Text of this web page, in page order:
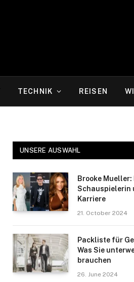
TECHNIK REISEN
UNSERE AUSWAHL
Brooke Mueller:
Schauspielerin
Karriere
21. October 2024
Packliste für
Was Sie
brauchen
26. June 2024